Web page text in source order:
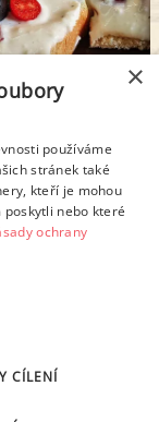
POMAZÁNKA
6
ÚDAJŮ
×
používáme
stránek také
kteří je mohou
nebo které
ochrany
CÍLENÍ